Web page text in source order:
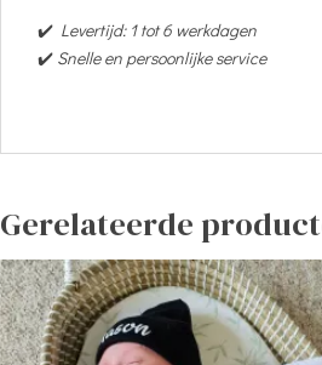
✔️ Levertijd: 1 tot 6 werkdagen
✔️ Snelle en persoonlijke service
Gerelateerde